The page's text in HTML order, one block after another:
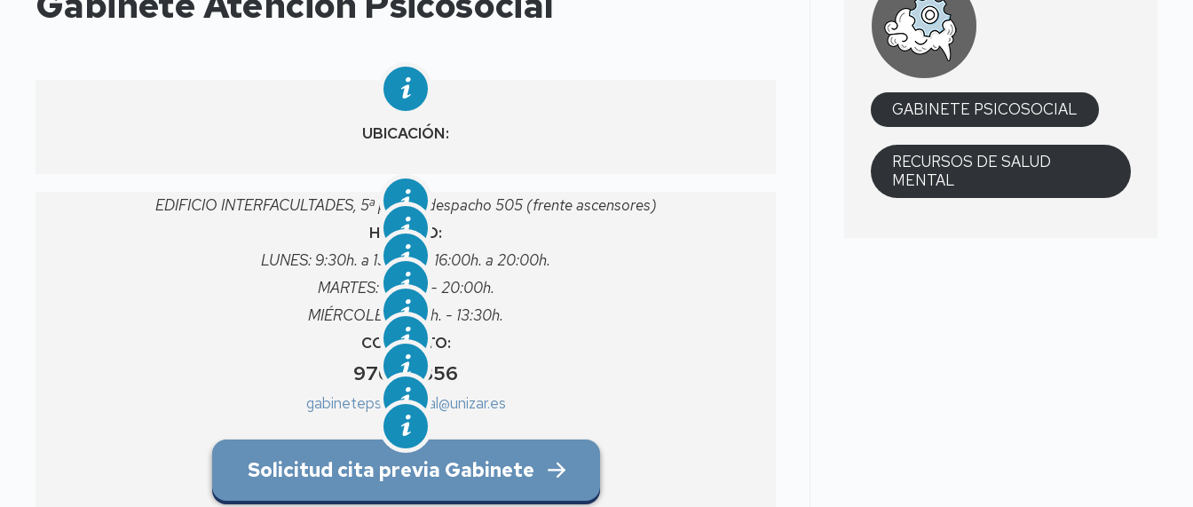
UBICACIÓN:
EDIFICIO INTERFACULTADES, 5ª planta, despacho 505 (frente ascensores)
HORARIO:
LUNES: 9:30h. a 13:30h. y 16:00h. a 20:00h.
MARTES: 16:00h - 20:00h.
MIÉRCOLES: 9:30h. - 13:30h.
CONTACTO:
976761356
gabinetepsicosocial@unizar.es
Solicitud cita previa Gabinete
GABINETE PSICOSOCIAL
RECURSOS DE SALUD
MENTAL